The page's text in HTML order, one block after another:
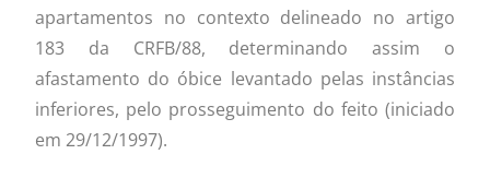
apartamentos no contexto delineado no artigo
183 da CRFB/88, determinando assim o
afastamento do óbice levantado pelas instâncias
inferiores, pelo prosseguimento do feito (iniciado
em 29/12/1997).